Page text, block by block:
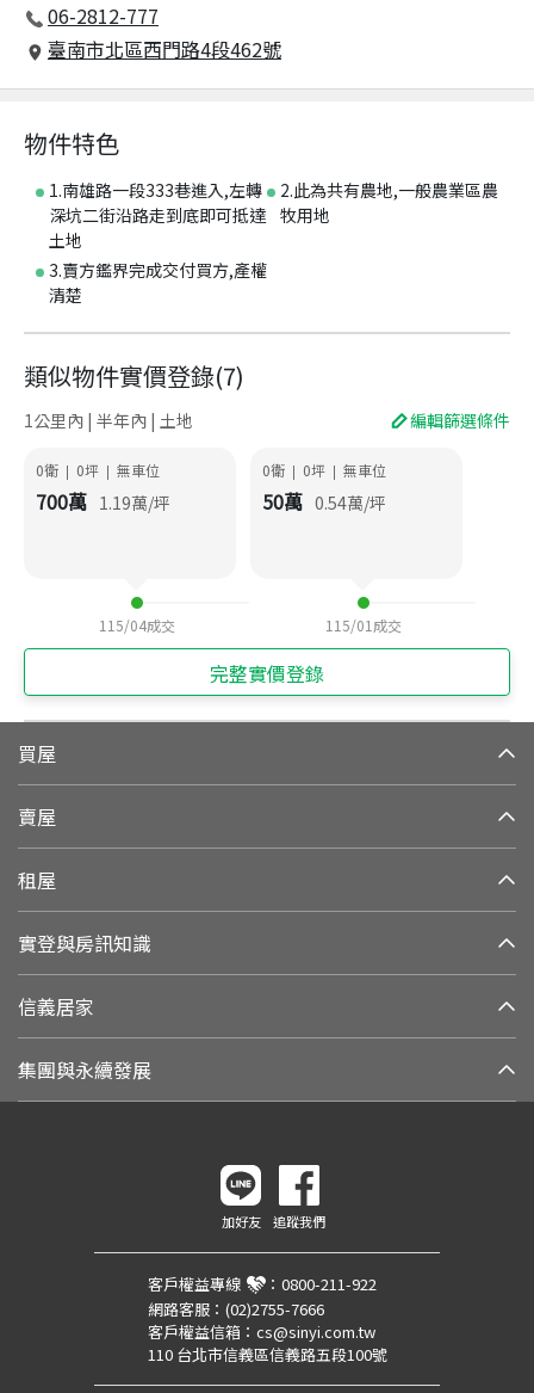
06-2812-777
臺南市北區西門路4段462號
物件特色
1.南雄路一段333巷進入,左轉
深坑二街沿路走到底即可抵達
土地
2.此為共有農地,一般農業區農
牧用地
3.賣方鑑界完成交付買方,產權
清楚
類似物件實價登錄(7)
1公里內 | 半年內 | 土地 編輯篩選條件
0衛 | 0坪 | 無車位
700萬 1.19萬/坪
115/04成交
0衛 | 0坪 | 無車位
50萬 0.54萬/坪
115/01 成交
完整實價登錄
買屋
賣屋
租屋
實登與房訊知識
信義居家
集團與永續發展
加好友 追蹤我們
客戶權益專線 ： 0800-211-922
網路客服： (02)2755-7666
客戶權益信箱： cs@sinyi.com.tw
110 台北市信義區信義路五段100號